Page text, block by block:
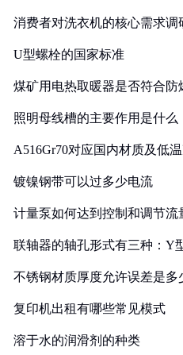
消费者对洗衣机的核心需求调
U型螺栓的国家标准
煤矿用电热取暖器是否符合防
照明母线槽的主要作用是什么
A516Gr70对应国内材质及低
镀镍钢带可以过多少电流
计量泵如何达到控制和调节流
联轴器的轴孔形式有三种：Y
不锈钢材质厚度允许误差是多
复印机出租有哪些常见模式
溶于水的润滑剂的种类